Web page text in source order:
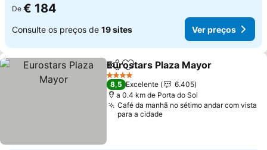
De € 184
Consulte os preços de 19 sites Ver preços
PartilharAdicionar aos favoritos
Eurostars Plaza Mayor
4 Estrelas
8,5 Excelente
6.405
a 0.4 km de Porta do Sol
Café da manhã no sétimo andar com vista
para a cidade